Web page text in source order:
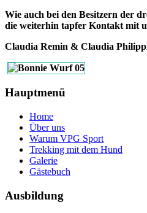
Wie auch bei den Besitzern der
die weiterhin tapfer Kontakt mit
Claudia Remin & Claudia
Hauptmenü
Home
Über uns
Warum VPG Sport
Trekking mit dem Hund
Galerie
Gästebuch
Ausbildung